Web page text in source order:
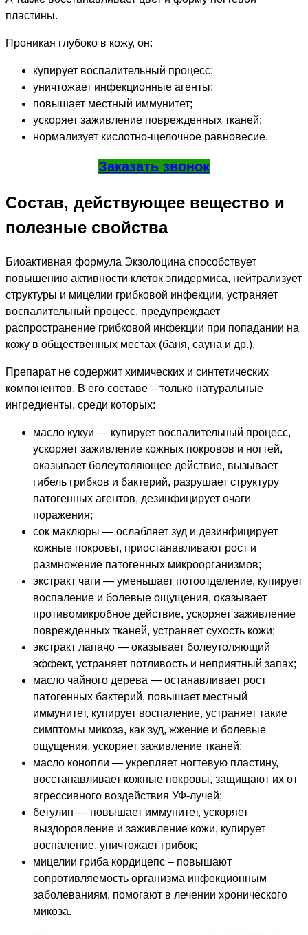
пластины.
Проникая глубоко в кожу, он:
купирует воспалительный процесс;
уничтожает инфекционные агенты;
повышает местный иммунитет;
ускоряет заживление поврежденных тканей;
нормализует кислотно-щелочное равновесие.
Заказать звонок
Состав, действующее вещество и
полезные свойства
Биоактивная формула Экзолоцина способствует
повышению активности клеток эпидермиса, нейтрализует
структуры и мицелии грибковой инфекции, устраняет
воспалительный процесс, предупреждает
распространение грибковой инфекции при попадании на
кожу в общественных местах (баня, сауна и др.).
Препарат не содержит химических и синтетических
компонентов. В его составе – только натуральные
ингредиенты, среди которых:
масло кукуи — купирует воспалительный процесс,
ускоряет заживление кожных покровов и ногтей,
оказывает болеутоляющее действие, вызывает
гибель грибков и бактерий, разрушает структуру
патогенных агентов, дезинфицирует очаги
поражения;
сок маклюры — ослабляет зуд и дезинфицирует
кожные покровы, приостанавливают рост и
размножение патогенных микроорганизмов;
экстракт чаги — уменьшает потоотделение, купирует
воспаление и болевые ощущения, оказывает
противомикробное действие, ускоряет заживление
поврежденных тканей, устраняет сухость кожи;
экстракт лапачо — оказывает болеутоляющий
эффект, устраняет потливость и неприятный запах;
масло чайного дерева — останавливает рост
патогенных бактерий, повышает местный
иммунитет, купирует воспаление, устраняет такие
симптомы микоза, как зуд, жжение и болевые
ощущения, ускоряет заживление тканей;
масло конопли — укрепляет ногтевую пластину,
восстанавливает кожные покровы, защищают их от
агрессивного воздействия УФ-лучей;
бетулин — повышает иммунитет, ускоряет
выздоровление и заживление кожи, купирует
воспаление, уничтожает грибок;
мицелии гриба кордицепс – повышают
сопротивляемость организма инфекционным
заболеваниям, помогают в лечении хронического
микоза.